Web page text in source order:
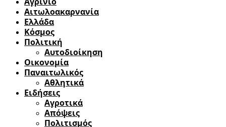
Αιτωλοακαρνανία
Ελλάδα
Κόσμος
Πολιτική
Αυτοδιοίκηση
Οικονομία
Παναιτωλικός
Αθλητικά
Ειδήσεις
Αγροτικά
Απόψεις
Πολιτισμός